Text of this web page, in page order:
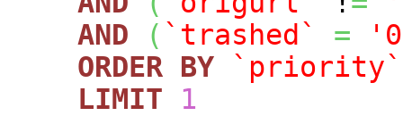
AND
( `trashed` =
ORDER BY
`priority`
LIMIT
1